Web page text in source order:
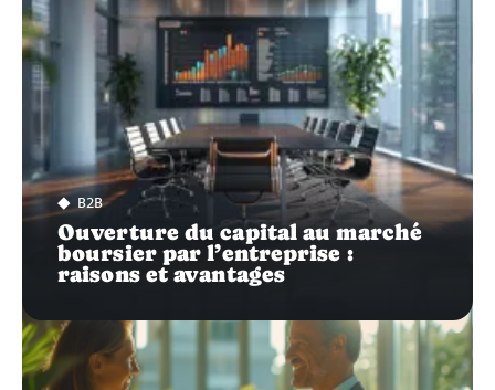
B2B
Ouverture du capital au marché
boursier par l’entreprise :
raisons et avantages